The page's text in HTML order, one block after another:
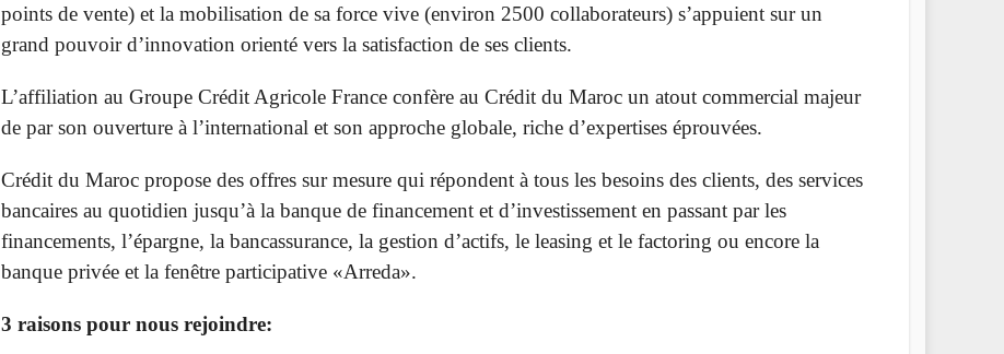
points de vente) et la mobilisation de sa force vive (environ 2500 collaborateurs) s’appuient sur un
grand pouvoir d’innovation orienté vers la satisfaction de ses clients.
L’affiliation au Groupe Crédit Agricole France confère au Crédit du Maroc un atout commercial majeur
de par son ouverture à l’international et son approche globale, riche d’expertises éprouvées.
Crédit du Maroc propose des offres sur mesure qui répondent à tous les besoins des clients, des services
bancaires au quotidien jusqu’à la banque de financement et d’investissement en passant par les
financements, l’épargne, la bancassurance, la gestion d’actifs, le leasing et le factoring ou encore la
banque privée et la fenêtre participative «Arreda».
3 raisons pour nous rejoindre: